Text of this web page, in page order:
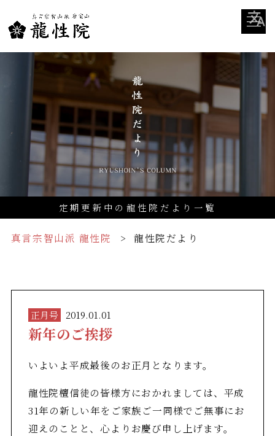
定期更新中の龍性院だより一覧
真言宗智山派 龍性院 龍性院だより
正月号 2019.01.01
新年のご挨拶
いよいよ平成最後のお正月となります。
龍性院檀信徒の皆様方におかれましては、平成
31年の新しい年をご家族ご一同様でご無事にお
迎えのことと、心よりお慶び申し上げます。